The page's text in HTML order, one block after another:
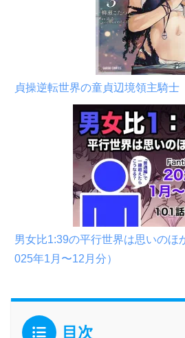
貞操逆転世界の童貞辺境領主騎士
男女比1:39の平行世界は思いのほ
025年1月〜12月分）
目次